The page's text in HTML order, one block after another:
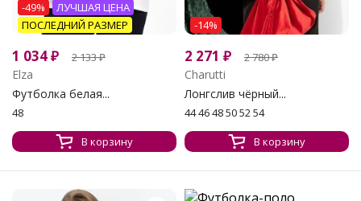
-49%
ЛУЧШАЯ ЦЕНА
ПОСЛЕДНИЙ РАЗМЕР
1 034₽ 2 133₽
Elza
Футболка белая...
48
В корзину
-14%
2 271 ₽ 2 780₽
Charutti
Лонгслив чёрный...
44 46 48 50 52 54
В корзину